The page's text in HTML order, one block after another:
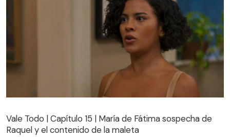
Raquel y el contenido de la maleta
Vale Todo | Capítulo 15 | María de Fátima sospecha de
Raquel y el contenido de la maleta